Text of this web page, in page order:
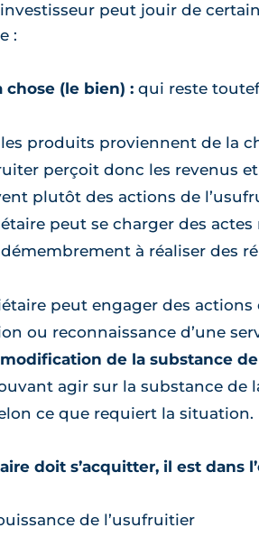
peut jouir de
:
chose (le bien) : qui reste
les produits proviennent de la
perçoit donc les revenus
plutôt des actions de
peut se charger des
à réaliser des
peut engager des
ou reconnaissance d’une
de la substance de
agir sur la substance de
ce que requiert la situation.
doit s’acquitter, il est dans
de l’usufruitier